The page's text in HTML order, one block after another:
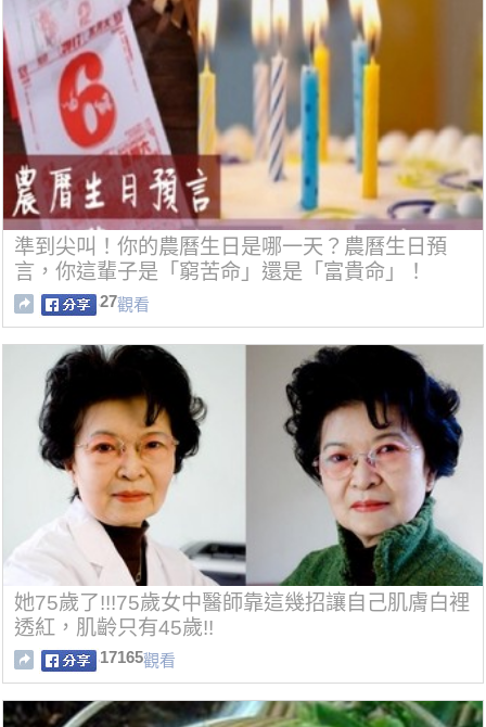
準到尖叫！你的農曆生日是哪一天？農曆生日預
言，你這輩子是「窮苦命」還是「富貴命」！
27觀看
她75歲了!!!75歲女中醫師靠這幾招讓自己肌膚白裡
透紅，肌齡只有45歲!!
17165觀看